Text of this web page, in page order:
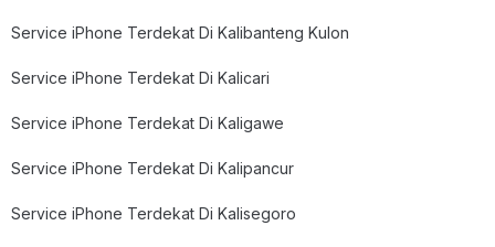
Service iPhone Terdekat Di Kalibanteng Kulon
Service iPhone Terdekat Di Kalicari
Service iPhone Terdekat Di Kaligawe
Service iPhone Terdekat Di Kalipancur
Service iPhone Terdekat Di Kalisegoro